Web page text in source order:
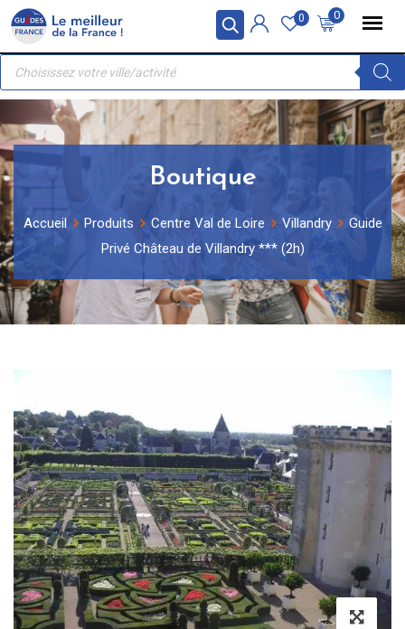
Panneau de gestion des cookies
Skip
content
0
0
Recherche
produits
Boutique
Accueil Produits Centre Val de Loire Villandry
Guide
Privé Château de Villandry *** (2h)